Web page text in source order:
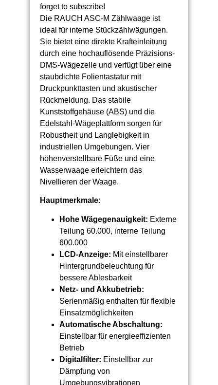
forget to subscribe!
Die RAUCH ASC-M Zählwaage ist
ideal für interne Stückzählwägungen.
Sie bietet eine direkte Krafteinleitung
durch eine hochauflösende Präzisions-
DMS-Wägezelle und verfügt über eine
staubdichte Folientastatur mit
Druckpunkttasten und akustischer
Rückmeldung. Das stabile
Kunststoffgehäuse (ABS) und die
Edelstahl-Wägeplattform sorgen für
Robustheit und Langlebigkeit in
industriellen Umgebungen. Vier
höhenverstellbare Füße und eine
Wasserwaage erleichtern das
Nivellieren der Waage.
Hauptmerkmale:
Hohe Wägegenauigkeit: Externe
Teilung 60.000, interne Teilung
600.000
LCD-Anzeige: Mit einstellbarer
Hintergrundbeleuchtung für
bessere Ablesbarkeit
Netz- und Akkubetrieb:
Serienmäßig enthalten für flexible
Einsatzmöglichkeiten
Automatische Abschaltung:
Einstellbar für energieeffizienten
Betrieb
Digitalfilter: Einstellbar zur
Dämpfung von
Umgebungsvibrationen